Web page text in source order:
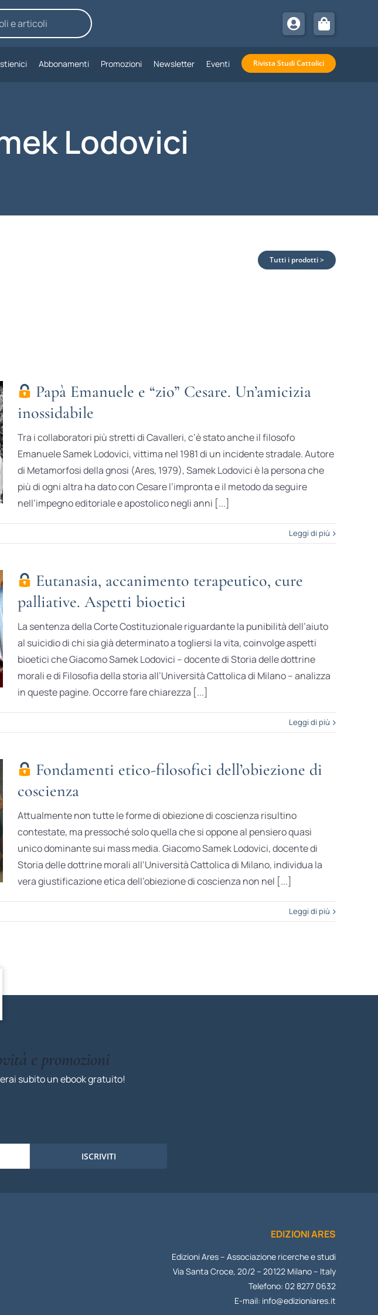
Abbonamenti Promozioni Newsletter Eventi Rivista Studi Cattolici
Lodovici
Tutti i prodotti >
Papà Emanuele e “zio” Cesare. Un’amicizia
inossidabile
Tra i collaboratori più stretti di Cavalleri, c’è stato anche il filosofo
Emanuele Samek Lodovici, vittima nel 1981 di un incidente stradale. Autore
di Metamorfosi della gnosi (Ares, 1979), Samek Lodovici è la persona che
più di ogni altra ha dato con Cesare l’impronta e il metodo da seguire
nell’impegno editoriale e apostolico negli anni [...]
Leggi di più
Eutanasia, accanimento terapeutico, cure
palliative. Aspetti bioetici
La sentenza della Corte Costituzionale riguardante la punibilità dell’aiuto
al suicidio di chi sia già determinato a togliersi la vita, coinvolge aspetti
bioetici che Giacomo Samek Lodovici – docente di Storia delle dottrine
morali e di Filosofia della storia all’Università Cattolica di Milano – analizza
in queste pagine. Occorre fare chiarezza [...]
Leggi di più
Fondamenti etico-filosofici dell’obiezione di
coscienza
Attualmente non tutte le forme di obiezione di coscienza risultino
contestate, ma pressoché solo quella che si oppone al pensiero quasi
unico dominante sui mass media. Giacomo Samek Lodovici, docente di
Storia delle dottrine morali all’Università Cattolica di Milano, individua la
vera giustificazione etica dell’obiezione di coscienza non nel [...]
Leggi di più
e promozioni
subito un ebook gratuito!
ISCRIVITI
EDIZIONI ARES
Edizioni Ares – Associazione ricerche e studi
Via Santa Croce, 20/2 – 20122 Milano – Italy
Telefono: 02 8277 0632
E-mail: info@edizioniares.it